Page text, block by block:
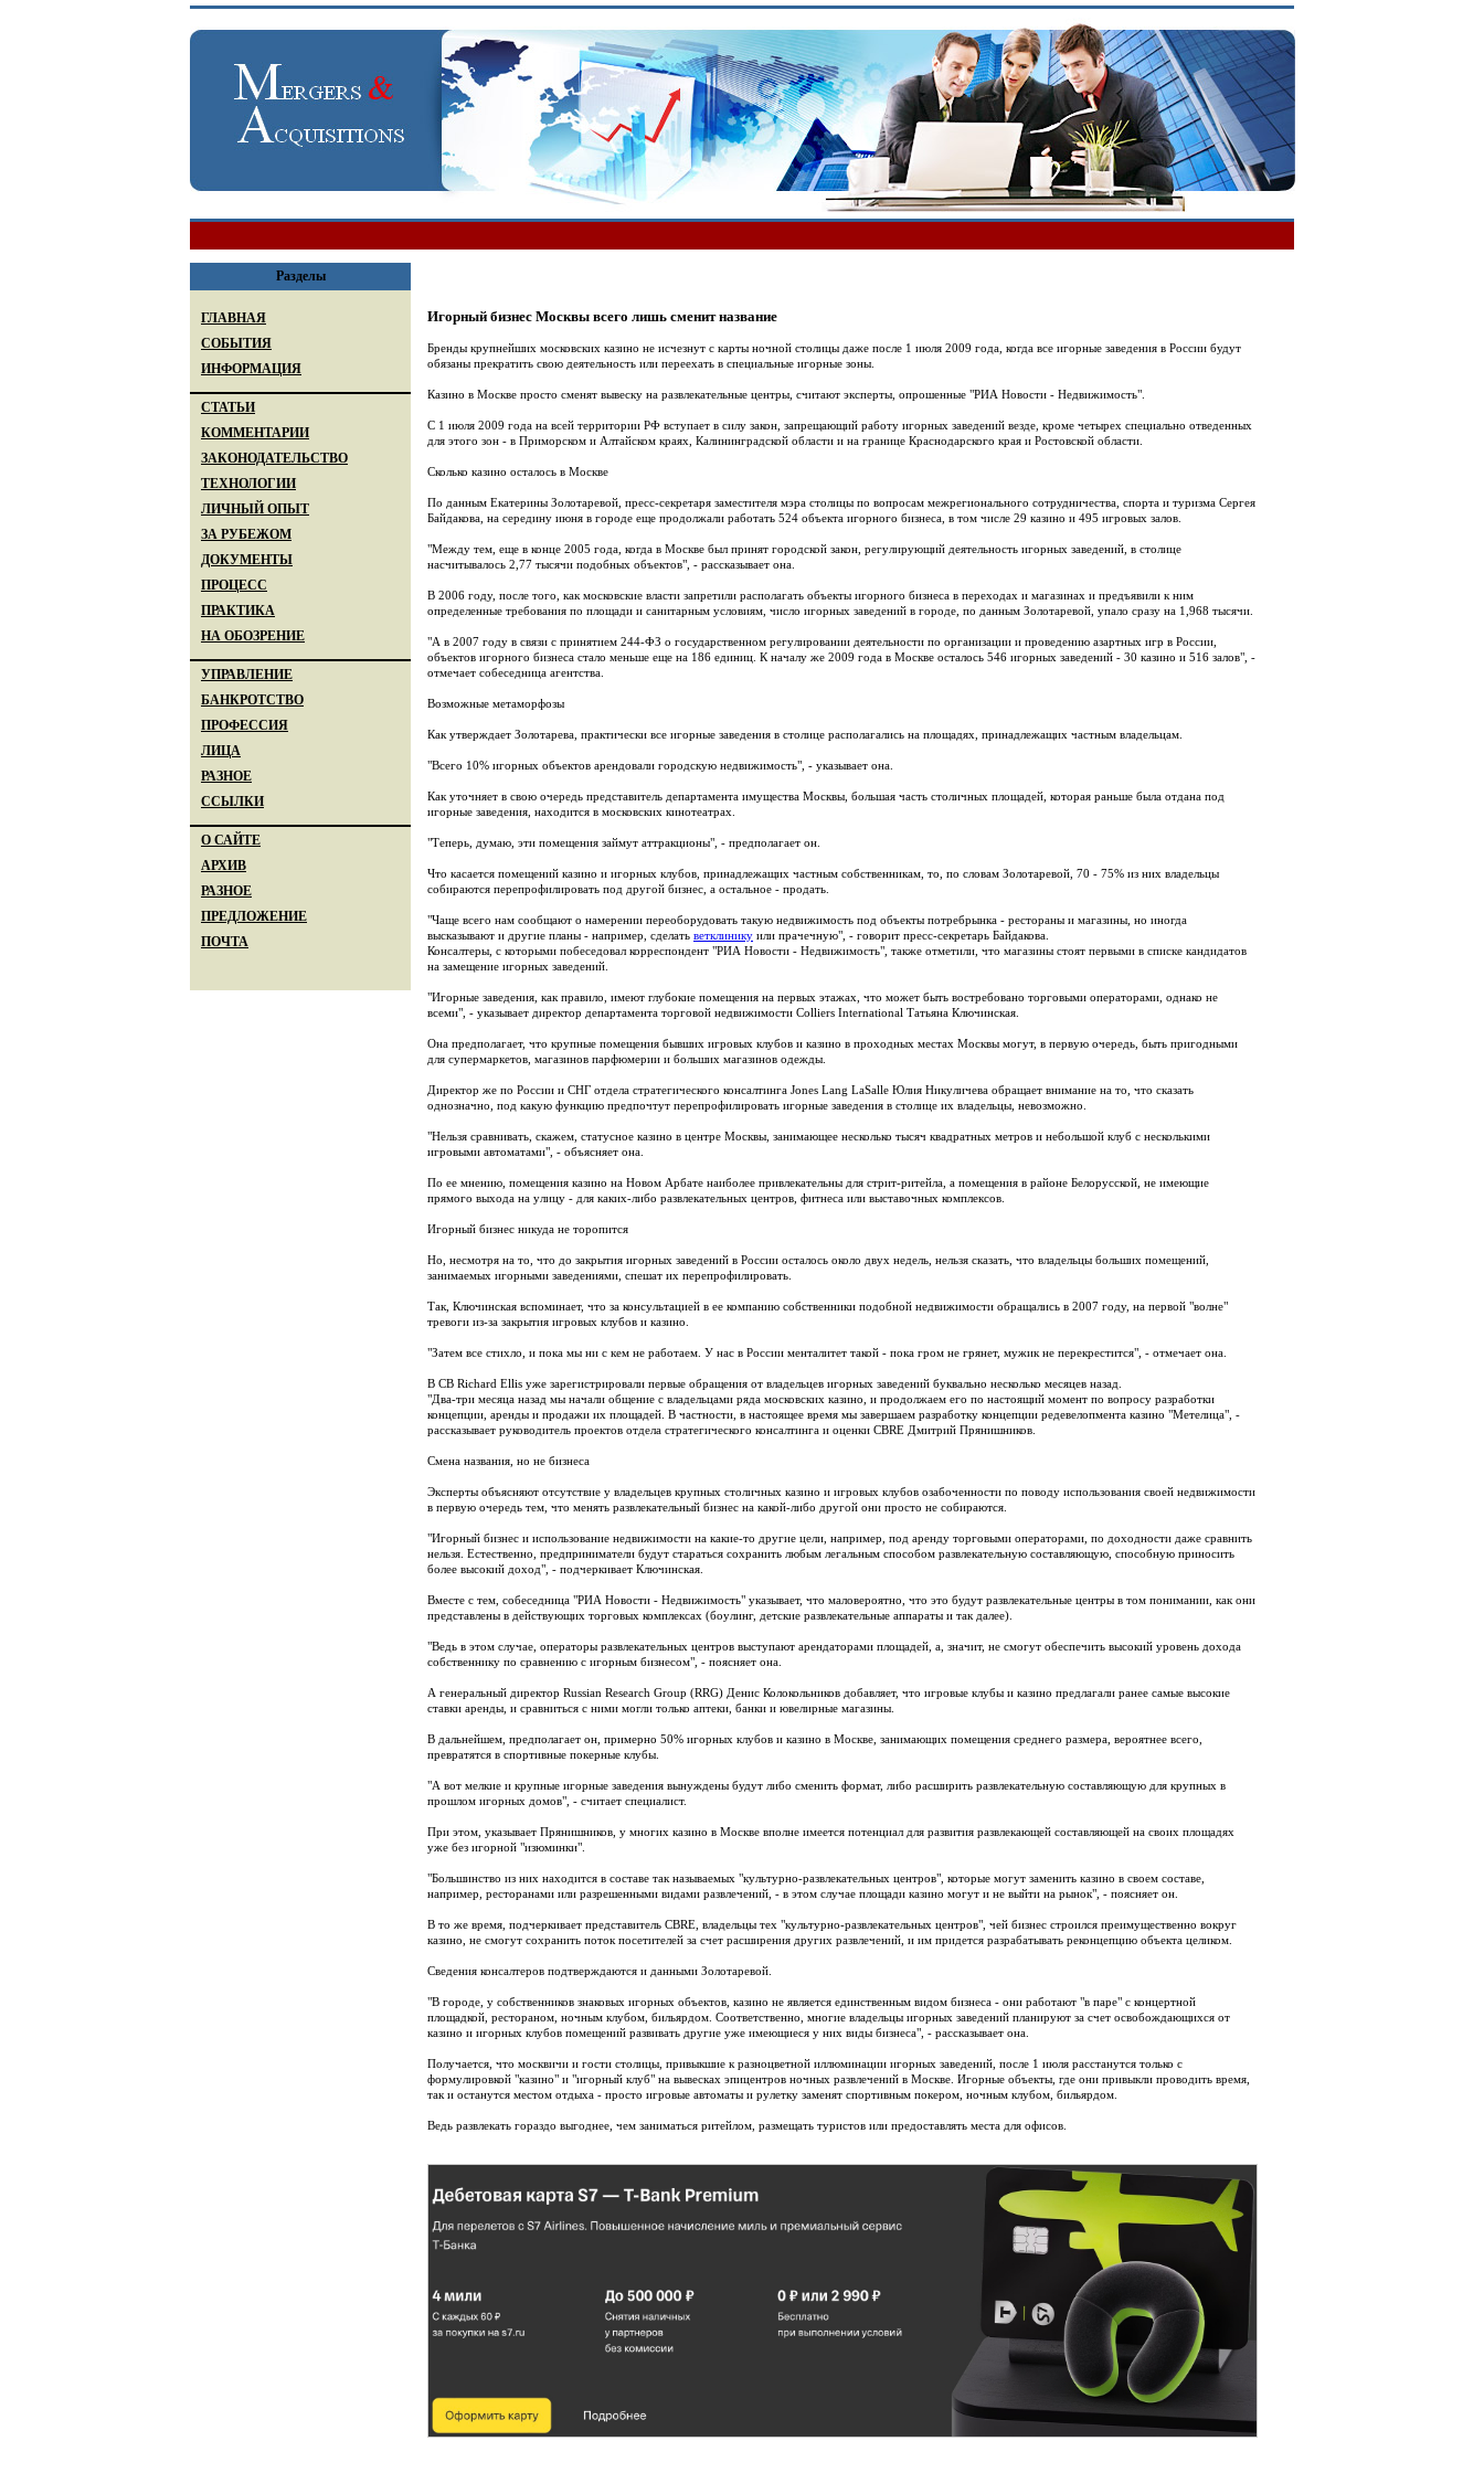
Разделы
ГЛАВНАЯ
СОБЫТИЯ
ИНФОРМАЦИЯ
СТАТЬИ
КОММЕНТАРИИ
ЗАКОНОДАТЕЛЬСТВО
ТЕХНОЛОГИИ
ЛИЧНЫЙ ОПЫТ
ЗА РУБЕЖОМ
ДОКУМЕНТЫ
ПРОЦЕСС
ПРАКТИКА
НА ОБОЗРЕНИЕ
УПРАВЛЕНИЕ
БАНКРОТСТВО
ПРОФЕССИЯ
ЛИЦА
РАЗНОЕ
ССЫЛКИ
О САЙТЕ
АРХИВ
РАЗНОЕ
ПРЕДЛОЖЕНИЕ
ПОЧТА
Игорный бизнес Москвы всего лишь сменит название
Бренды крупнейших московских казино не исчезнут с карты ночной столицы даже после 1 июля 2009 года, когда все игорные заведения в России будут
обязаны прекратить свою деятельность или переехать в специальные игорные зоны.
Казино в Москве просто сменят вывеску на развлекательные центры, считают эксперты, опрошенные "РИА Новости - Недвижимость".
С 1 июля 2009 года на всей территории РФ вступает в силу закон, запрещающий работу игорных заведений везде, кроме четырех специально отведенных
для этого зон - в Приморском и Алтайском краях, Калининградской области и на границе Краснодарского края и Ростовской области.
Сколько казино осталось в Москве
По данным Екатерины Золотаревой, пресс-секретаря заместителя мэра столицы по вопросам межрегионального сотрудничества, спорта и туризма Сергея
Байдакова, на середину июня в городе еще продолжали работать 524 объекта игорного бизнеса, в том числе 29 казино и 495 игровых залов.
"Между тем, еще в конце 2005 года, когда в Москве был принят городской закон, регулирующий деятельность игорных заведений, в столице
насчитывалось 2,77 тысячи подобных объектов", - рассказывает она.
В 2006 году, после того, как московские власти запретили располагать объекты игорного бизнеса в переходах и магазинах и предъявили к ним
определенные требования по площади и санитарным условиям, число игорных заведений в городе, по данным Золотаревой, упало сразу на 1,968 тысячи.
"А в 2007 году в связи с принятием 244-ФЗ о государственном регулировании деятельности по организации и проведению азартных игр в России,
объектов игорного бизнеса стало меньше еще на 186 единиц. К началу же 2009 года в Москве осталось 546 игорных заведений - 30 казино и 516 залов", -
отмечает собеседница агентства.
Возможные метаморфозы
Как утверждает Золотарева, практически все игорные заведения в столице располагались на площадях, принадлежащих частным владельцам.
"Всего 10% игорных объектов арендовали городскую недвижимость", - указывает она.
Как уточняет в свою очередь представитель департамента имущества Москвы, большая часть столичных площадей, которая раньше была отдана под
игорные заведения, находится в московских кинотеатрах.
"Теперь, думаю, эти помещения займут аттракционы", - предполагает он.
Что касается помещений казино и игорных клубов, принадлежащих частным собственникам, то, по словам Золотаревой, 70 - 75% из них владельцы
собираются перепрофилировать под другой бизнес, а остальное - продать.
"Чаще всего нам сообщают о намерении переоборудовать такую недвижимость под объекты потребрынка - рестораны и магазины, но иногда
высказывают и другие планы - например, сделать ветклинику или прачечную", - говорит пресс-секретарь Байдакова.
Консалтеры, с которыми побеседовал корреспондент "РИА Новости - Недвижимость", также отметили, что магазины стоят первыми в списке кандидатов
на замещение игорных заведений.
"Игорные заведения, как правило, имеют глубокие помещения на первых этажах, что может быть востребовано торговыми операторами, однако не
всеми", - указывает директор департамента торговой недвижимости Colliers International Татьяна Ключинская.
Она предполагает, что крупные помещения бывших игровых клубов и казино в проходных местах Москвы могут, в первую очередь, быть пригодными
для супермаркетов, магазинов парфюмерии и больших магазинов одежды.
Директор же по России и СНГ отдела стратегического консалтинга Jones Lang LaSalle Юлия Никуличева обращает внимание на то, что сказать
однозначно, под какую функцию предпочтут перепрофилировать игорные заведения в столице их владельцы, невозможно.
"Нельзя сравнивать, скажем, статусное казино в центре Москвы, занимающее несколько тысяч квадратных метров и небольшой клуб с несколькими
игровыми автоматами", - объясняет она.
По ее мнению, помещения казино на Новом Арбате наиболее привлекательны для стрит-ритейла, а помещения в районе Белорусской, не имеющие
прямого выхода на улицу - для каких-либо развлекательных центров, фитнеса или выставочных комплексов.
Игорный бизнес никуда не торопится
Но, несмотря на то, что до закрытия игорных заведений в России осталось около двух недель, нельзя сказать, что владельцы больших помещений,
занимаемых игорными заведениями, спешат их перепрофилировать.
Так, Ключинская вспоминает, что за консультацией в ее компанию собственники подобной недвижимости обращались в 2007 году, на первой "волне"
тревоги из-за закрытия игровых клубов и казино.
"Затем все стихло, и пока мы ни с кем не работаем. У нас в России менталитет такой - пока гром не грянет, мужик не перекрестится", - отмечает она.
В CB Richard Ellis уже зарегистрировали первые обращения от владельцев игорных заведений буквально несколько месяцев назад.
"Два-три месяца назад мы начали общение с владельцами ряда московских казино, и продолжаем его по настоящий момент по вопросу разработки
концепции, аренды и продажи их площадей. В частности, в настоящее время мы завершаем разработку концепции редевелопмента казино "Метелица", -
рассказывает руководитель проектов отдела стратегического консалтинга и оценки CBRE Дмитрий Прянишников.
Смена названия, но не бизнеса
Эксперты объясняют отсутствие у владельцев крупных столичных казино и игровых клубов озабоченности по поводу использования своей недвижимости
в первую очередь тем, что менять развлекательный бизнес на какой-либо другой они просто не собираются.
"Игорный бизнес и использование недвижимости на какие-то другие цели, например, под аренду торговыми операторами, по доходности даже сравнить
нельзя. Естественно, предприниматели будут стараться сохранить любым легальным способом развлекательную составляющую, способную приносить
более высокий доход", - подчеркивает Ключинская.
Вместе с тем, собеседница "РИА Новости - Недвижимость" указывает, что маловероятно, что это будут развлекательные центры в том понимании, как они
представлены в действующих торговых комплексах (боулинг, детские развлекательные аппараты и так далее).
"Ведь в этом случае, операторы развлекательных центров выступают арендаторами площадей, а, значит, не смогут обеспечить высокий уровень дохода
собственнику по сравнению с игорным бизнесом", - поясняет она.
А генеральный директор Russian Research Group (RRG) Денис Колокольников добавляет, что игровые клубы и казино предлагали ранее самые высокие
ставки аренды, и сравниться с ними могли только аптеки, банки и ювелирные магазины.
В дальнейшем, предполагает он, примерно 50% игорных клубов и казино в Москве, занимающих помещения среднего размера, вероятнее всего,
превратятся в спортивные покерные клубы.
"А вот мелкие и крупные игорные заведения вынуждены будут либо сменить формат, либо расширить развлекательную составляющую для крупных в
прошлом игорных домов", - считает специалист.
При этом, указывает Прянишников, у многих казино в Москве вполне имеется потенциал для развития развлекающей составляющей на своих площадях
уже без игорной "изюминки".
"Большинство из них находится в составе так называемых "культурно-развлекательных центров", которые могут заменить казино в своем составе,
например, ресторанами или разрешенными видами развлечений, - в этом случае площади казино могут и не выйти на рынок", - поясняет он.
В то же время, подчеркивает представитель CBRE, владельцы тех "культурно-развлекательных центров", чей бизнес строился преимущественно вокруг
казино, не смогут сохранить поток посетителей за счет расширения других развлечений, и им придется разрабатывать реконцепцию объекта целиком.
Сведения консалтеров подтверждаются и данными Золотаревой.
"В городе, у собственников знаковых игорных объектов, казино не является единственным видом бизнеса - они работают "в паре" с концертной
площадкой, рестораном, ночным клубом, бильярдом. Соответственно, многие владельцы игорных заведений планируют за счет освобождающихся от
казино и игорных клубов помещений развивать другие уже имеющиеся у них виды бизнеса", - рассказывает она.
Получается, что москвичи и гости столицы, привыкшие к разноцветной иллюминации игорных заведений, после 1 июля расстанутся только с
формулировкой "казино" и "игорный клуб" на вывесках эпицентров ночных развлечений в Москве. Игорные объекты, где они привыкли проводить время,
так и останутся местом отдыха - просто игровые автоматы и рулетку заменят спортивным покером, ночным клубом, бильярдом.
Ведь развлекать гораздо выгоднее, чем заниматься ритейлом, размещать туристов или предоставлять места для офисов.